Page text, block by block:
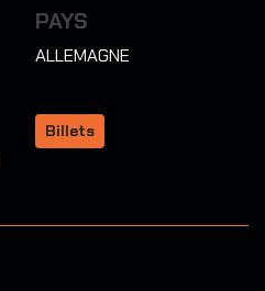
PAYS
ALLEMAGNE
Billets